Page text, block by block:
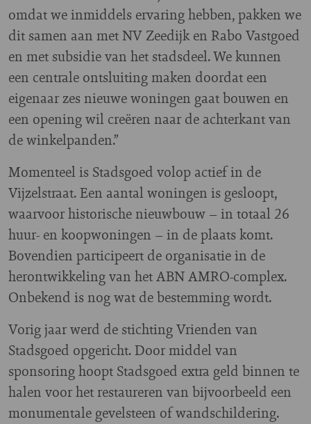
omdat we inmiddels ervaring hebben, pakken we
dit samen aan met NV Zeedijk en Rabo Vastgoed
en met subsidie van het stadsdeel. We kunnen
een centrale ontsluiting maken doordat een
eigenaar zes nieuwe woningen gaat bouwen en
een opening wil creëren naar de achterkant van
de winkelpanden.”
Momenteel is Stadsgoed volop actief in de
Vijzelstraat. Een aantal woningen is gesloopt,
waarvoor historische nieuwbouw – in totaal 26
huur- en koopwoningen – in de plaats komt.
Bovendien participeert de organisatie in de
herontwikkeling van het ABN AMRO-complex.
Onbekend is nog wat de bestemming wordt.
Vorig jaar werd de stichting Vrienden van
Stadsgoed opgericht. Door middel van
sponsoring hoopt Stadsgoed extra geld binnen te
halen voor het restaureren van bijvoorbeeld een
monumentale gevelsteen of wandschildering.